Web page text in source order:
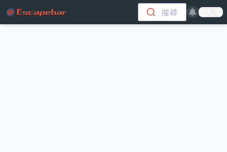
跳至主要內容
搜尋 登入